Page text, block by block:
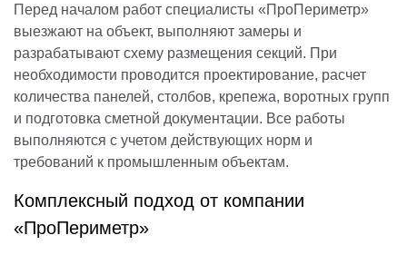
Перед началом работ специалисты «ПроПериметр»
выезжают на объект, выполняют замеры и
разрабатывают схему размещения секций. При
необходимости проводится проектирование, расчет
количества панелей, столбов, крепежа, воротных групп
и подготовка сметной документации. Все работы
выполняются с учетом действующих норм и
требований к промышленным объектам.
Комплексный подход от компании
«ПроПериметр»